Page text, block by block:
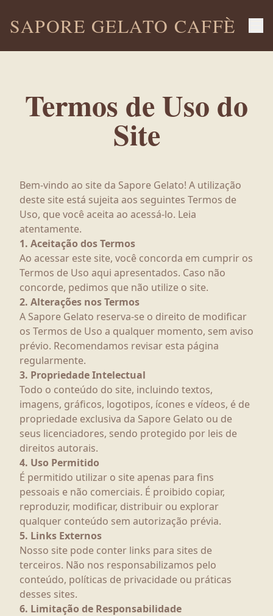
SAPORE GELATO CAFFÈ
Termos de Uso do
Site
Bem-vindo ao site da Sapore Gelato! A utilização
deste site está sujeita aos seguintes Termos de
Uso, que você aceita ao acessá-lo. Leia
atentamente.
1. Aceitação dos Termos
Ao acessar este site, você concorda em cumprir os
Termos de Uso aqui apresentados. Caso não
concorde, pedimos que não utilize o site.
2. Alterações nos Termos
A Sapore Gelato reserva-se o direito de modificar
os Termos de Uso a qualquer momento, sem aviso
prévio. Recomendamos revisar esta página
regularmente.
3. Propriedade Intelectual
Todo o conteúdo do site, incluindo textos,
imagens, gráficos, logotipos, ícones e vídeos, é de
propriedade exclusiva da Sapore Gelato ou de
seus licenciadores, sendo protegido por leis de
direitos autorais.
4. Uso Permitido
É permitido utilizar o site apenas para fins
pessoais e não comerciais. É proibido copiar,
reproduzir, modificar, distribuir ou explorar
qualquer conteúdo sem autorização prévia.
5. Links Externos
Nosso site pode conter links para sites de
terceiros. Não nos responsabilizamos pelo
conteúdo, políticas de privacidade ou práticas
desses sites.
6. Limitação de Responsabilidade